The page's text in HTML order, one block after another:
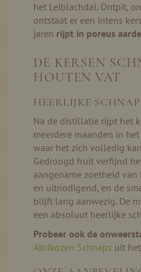
het Leiblachdal. Ontpit,
ontstaat er een intens
jaren rijpt in poreus
DE KERSEN
HOUTEN VAT
HEERLIJKE
Na de distillatie rijpt het
meerdere maanden in
waar het zich volledig
Gedroogd fruit verfijnd
aangename zoetheid
en uitnodigend, en de
blijft lang aanwezig. De
een absoluut heerlijke
Probeer ook de
Abrikozen Schnaps uit